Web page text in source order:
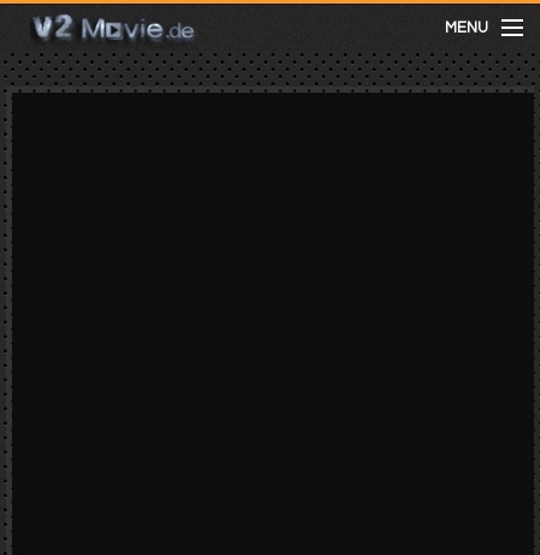
MENU
meist gesehen